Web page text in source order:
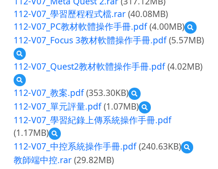
圖)112-
V07.jpg
112-V07_學習歷程程式檔.rar (40.08MB)
112-V07_PC教材軟體操作手冊.pdf(4.00MB)
預
覽
112-
教
112-V07_Focus 3教材軟體操作手冊.pdf(5.57MB)
預
覽
112-
V07_Focus
3
材
軟
操
作
手
冊.pdf
112-V07_Quest2教材軟體操作手冊.pdf(4.02MB)
預
覽
112-
V07_Quest2
教
材
軟
體
作
112-V07_教案.pdf(353.30KB)
預
覽
112-
V07_
112-V07_單元評量.pdf(1.07MB)
預
覽
112-
單
112-V07_學習紀錄上傳系統操作手冊.pdf
(1.17MB)
預
覽
112-
V07_
112-V07_中控系統操作手冊.pdf(240.63KB)
預
覽
教師端中控.rar (29.82MB)